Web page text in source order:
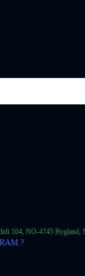
104, NO-4745
?